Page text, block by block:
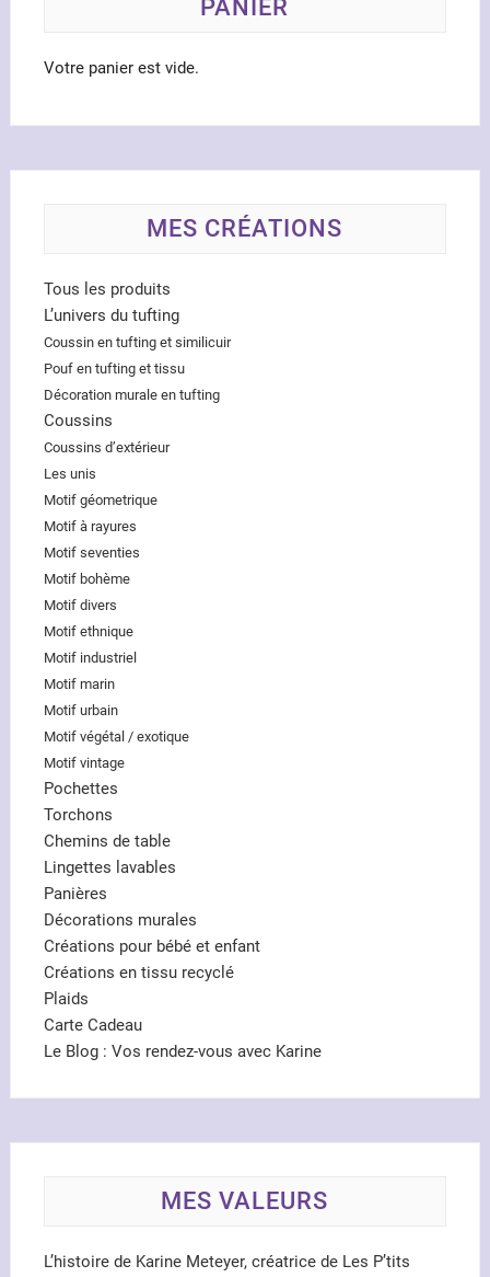
PANIER
Votre panier est vide.
MES CRÉATIONS
Tous les produits
L’univers du tufting
Coussin en tufting et similicuir
Pouf en tufting et tissu
Décoration murale en tufting
Coussins
Coussins d’extérieur
Les unis
Motif géometrique
Motif à rayures
Motif seventies
Motif bohème
Motif divers
Motif ethnique
Motif industriel
Motif marin
Motif urbain
Motif végétal / exotique
Motif vintage
Pochettes
Torchons
Chemins de table
Lingettes lavables
Panières
Décorations murales
Créations pour bébé et enfant
Créations en tissu recyclé
Plaids
Carte Cadeau
Le Blog : Vos rendez-vous avec Karine
MES VALEURS
L’histoire de Karine Meteyer, créatrice de Les P’tits